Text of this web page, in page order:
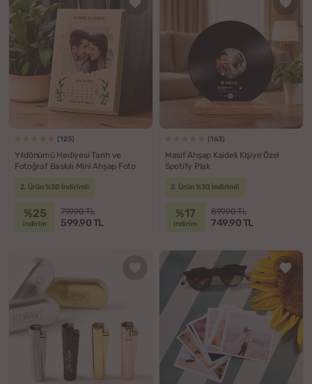
(123)
Yıldönümü Hediyesi Tarih ve
Fotoğraf Baskılı Mini Ahşap Foto
2. Ürün %30 İndirimli
%25
indirim
799.90 TL
599.90 TL
(163)
Masif Ahşap Kaideli Kişiye Özel
Spotify Plak
2. Ürün %30 İndirimli
%17
indirim
899.90 TL
749.90 TL